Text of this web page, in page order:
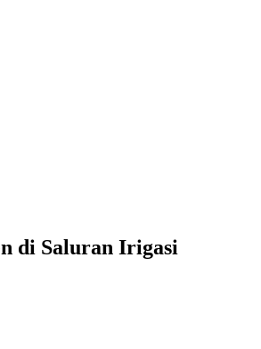
di Saluran Irigasi